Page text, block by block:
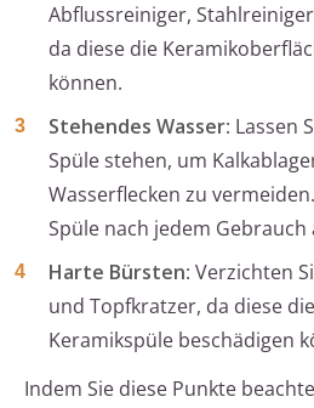
Abflussreiniger,
da diese die
können.
Stehendes Wasser: Lassen
Spüle stehen, um
Wasserflecken zu
Spüle nach jedem Gebrauch
Harte Bürsten: Verzichten
und Topfkratzer, da diese
Keramikspüle beschädigen
Indem Sie diese Punkte